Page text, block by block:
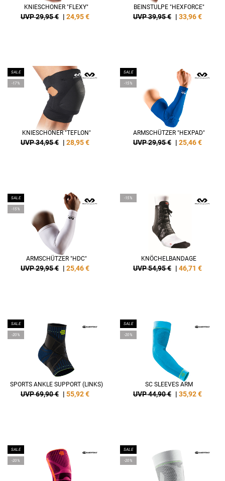
KNIESCHONER "FLEXY"
UVP 29,95 € | 24,95€
BEINSTULPE "HEXFORCE"
UVP 39,95 € | 33,96€
SALE
-17%
KNIESCHONER "TEFLON"
UVP 34,95 € | 28,95€
SALE
-15%
ARMSCHÜTZER "HEXPAD"
UVP 29,95 € | 25,46€
SALE
-15%
ARMSCHÜTZER "HDC"
UVP 29,95 € | 25,46€
-15%
KNÖCHELBANDAGE
UVP 54,95 € | 46,71 €
SALE
-20%
SPORTS ANKLE SUPPORT (LINKS)
UVP 69,90 € | 55,92€
SALE
-20%
SC SLEEVES ARM
UVP 44,90 € | 35,92€
SALE
-20%
SALE
-20%